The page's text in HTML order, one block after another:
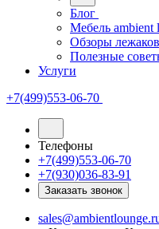
Блог
Мебель ambient
Обзоры
Полезные
Услуги
+7(499)553-06-70
Телефоны
+7(499)553-06-70
+7(930)036-83-91
Заказать звонок